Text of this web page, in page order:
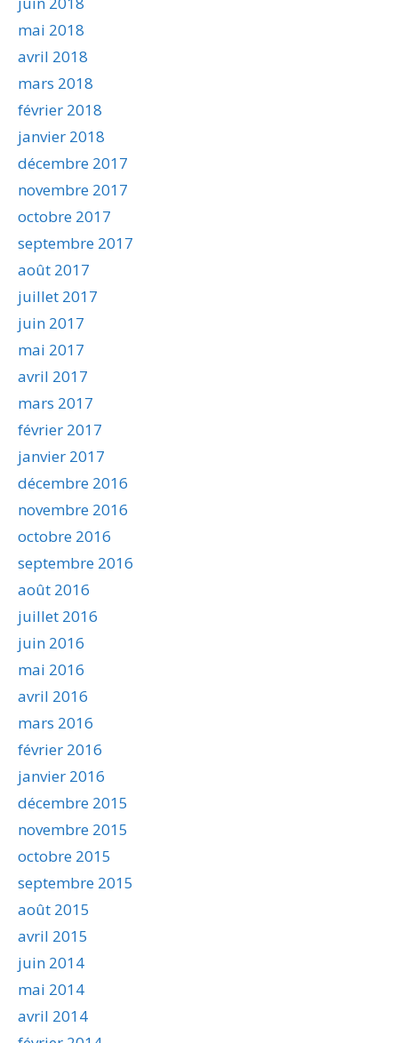
mai 2018
avril 2018
mars 2018
février 2018
janvier 2018
décembre 2017
novembre 2017
octobre 2017
septembre 2017
août 2017
juillet 2017
juin 2017
mai 2017
avril 2017
mars 2017
février 2017
janvier 2017
décembre 2016
novembre 2016
octobre 2016
septembre 2016
août 2016
juillet 2016
juin 2016
mai 2016
avril 2016
mars 2016
février 2016
janvier 2016
décembre 2015
novembre 2015
octobre 2015
septembre 2015
août 2015
avril 2015
juin 2014
mai 2014
avril 2014